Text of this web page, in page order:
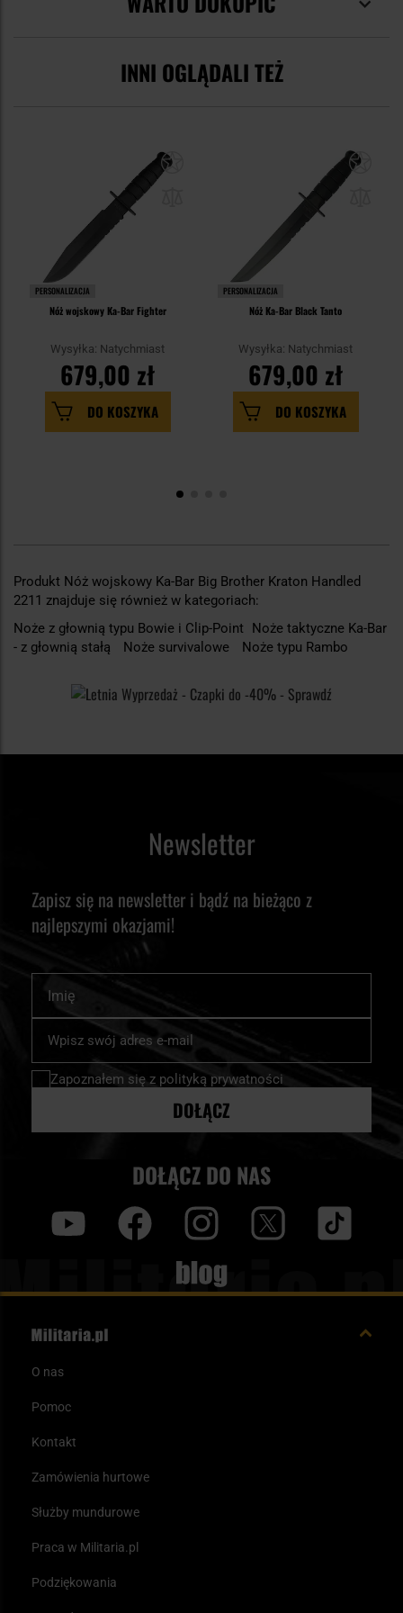
INNI OGLĄDALI TEŻ
PERSONALIZACJA
Nóż wojskowy Ka-Bar Fighter
Wysyłka: Natychmiast
679,00 zł
DO KOSZYKA
PERSONALIZACJA
Nóż Ka-Bar Black Tanto
Wysyłka: Natychmiast
679,00 zł
DO KOSZYKA
Produkt Nóż wojskowy Ka-Bar Big Brother Kraton Handled
2211 znajduje się również w kategoriach:
Noże z głownią typu Bowie i Clip-Point
Noże taktyczne Ka-Bar
- z głownią stałą
Noże survivalowe Noże typu Rambo
Newsletter
Zapisz się na newsletter i bądź na bieżąco z
najlepszymi okazjami!
nasz
newsletter:
Zapoznałem się z polityką prywatności
DOŁĄCZ
DOŁĄCZ DO NAS
Blog
O nas
Pomoc
Kontakt
Zamówienia hurtowe
Służby mundurowe
Praca w Militaria.pl
Podziękowania